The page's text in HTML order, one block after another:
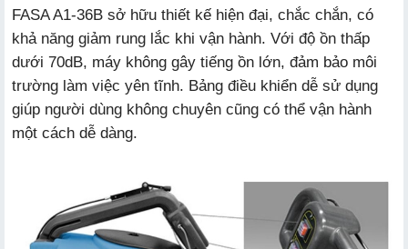
FASA A1-36B sở hữu thiết kế hiện đại, chắc chắn, có
khả năng giảm rung lắc khi vận hành. Với độ ồn thấp
dưới 70dB, máy không gây tiếng ồn lớn, đảm bảo môi
trường làm việc yên tĩnh. Bảng điều khiển dễ sử dụng
giúp người dùng không chuyên cũng có thể vận hành
một cách dễ dàng.